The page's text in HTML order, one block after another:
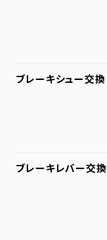
ブレーキシュー交換
ブレーキレバー交換